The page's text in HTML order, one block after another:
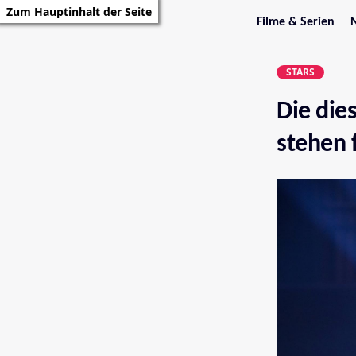
Zum Hauptinhalt der Seite
Filme & Serien
Trailer
Filmarchiv
STARS
Die
stehen